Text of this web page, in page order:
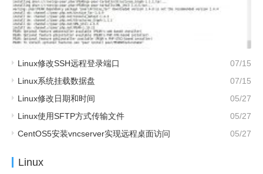
07/15
Linux修改SSH远程登录端口
07/15
Linux系统挂载数据盘
05/27
Linux修改日期和时间
05/27
Linux使用SFTP方式传输文件
05/27
CentOS5安装vncserver实现远程桌面访问
Linux